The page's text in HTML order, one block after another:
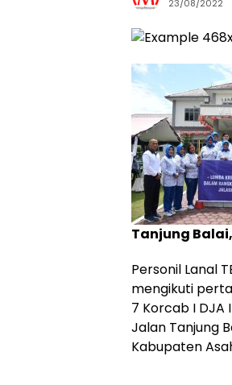
23/08/2022
Tanjung
Personil Lanal
mengikuti
7 Korcab I DJA
Jalan Tanjung
Kabupaten